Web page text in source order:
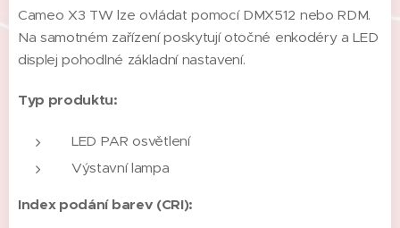
Cameo X3 TW lze ovládat pomocí DMX512 nebo RDM.
Na samotném zařízení poskytují otočné enkodéry a LED
displej pohodlné základní nastavení.
Typ produktu:
LED PAR osvětlení
Výstavní lampa
Index podání barev (CRI):